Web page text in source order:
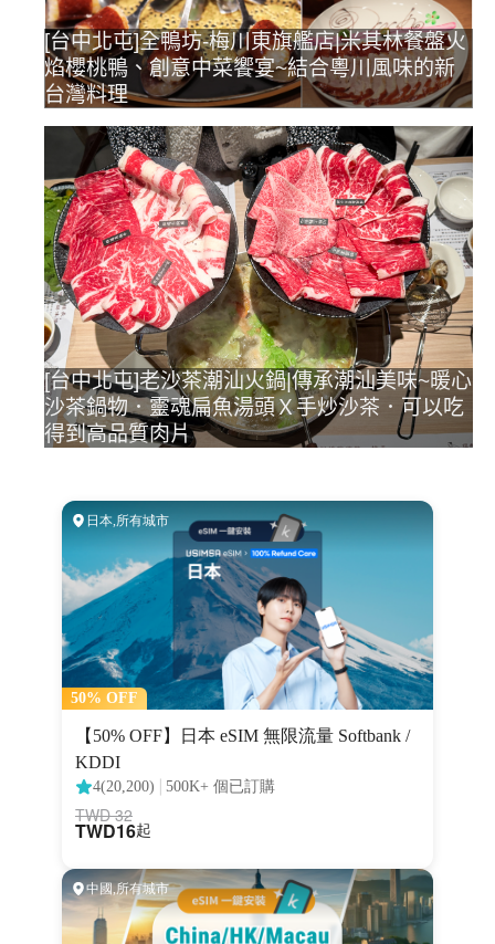
[台中北屯]全鴨坊-梅川東旗艦店|米其林餐盤火
焰櫻桃鴨、創意中菜饗宴~結合粵川風味的新
台灣料理
[台中北屯]老沙茶潮汕火鍋|傳承潮汕美味~暖心
沙茶鍋物．靈魂扁魚湯頭Ｘ手炒沙茶．可以吃
得到高品質肉片